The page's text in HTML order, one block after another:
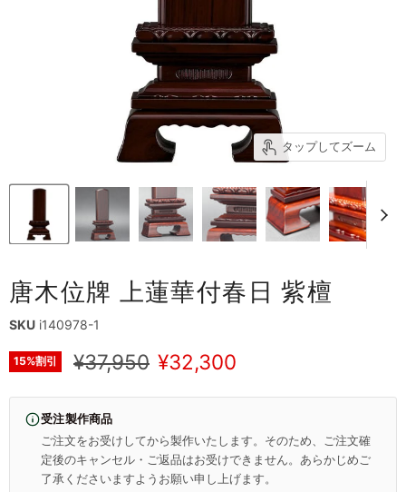
タップしてズーム
唐木位牌 上蓮華付春日 紫檀
SKU i140978-1
15%割引 元の価格
¥37,950 現在の価格
¥32,300
受注製作商品
ご注文をお受けしてから製作いたします。そのため、ご注文確
定後のキャンセル・ご返品はお受けできません。あらかじめご
了承くださいますようお願い申し上げます。